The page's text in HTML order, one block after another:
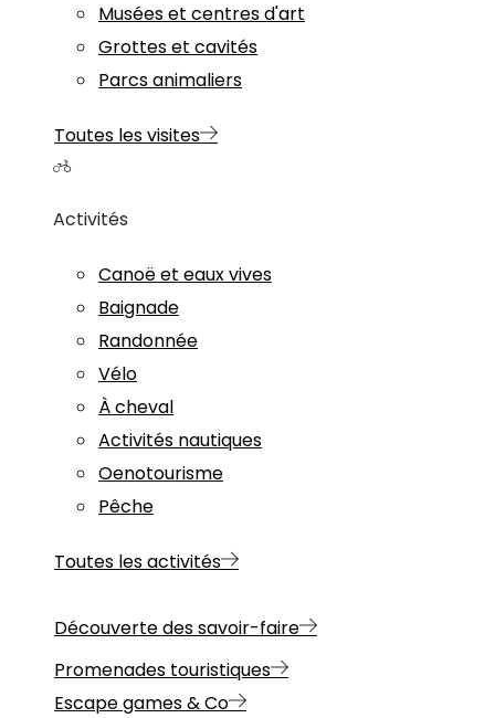
Musées et centres d'art
Grottes et cavités
Parcs animaliers
Toutes les visites
Activités
Canoë et eaux vives
Baignade
Randonnée
Vélo
À cheval
Activités nautiques
Oenotourisme
Pêche
Toutes les activités
Découverte des savoir-faire
Promenades touristiques
Escape games & Co